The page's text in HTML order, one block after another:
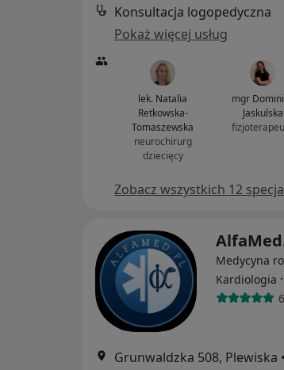
Konsultacja logopedyczna
Pokaż więcej usług
lek. Natalia
Retkowska-
Tomaszewska
neurochirurg
dziecięcy
mgr
Jaskulska
Zobacz wszystkich 12
Medycyna
Kardiologia ·
Grunwaldzka 508, Plewiska •